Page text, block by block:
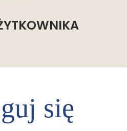
się